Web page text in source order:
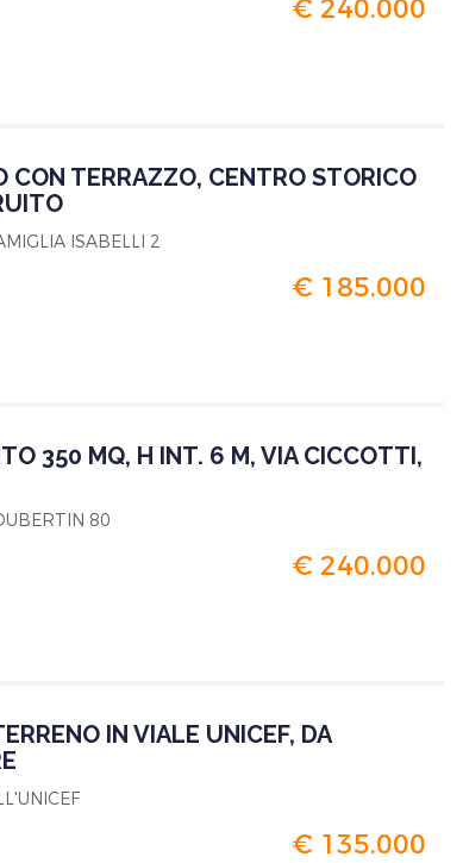
€ 240.000
CON TERRAZZO, CENTRO STORICO
ISABELLI 2
€ 185.000
350 MQ, H INT. 6 M, VIA CICCOTTI,
80
€ 240.000
IN VIALE UNICEF, DA
€ 135.000